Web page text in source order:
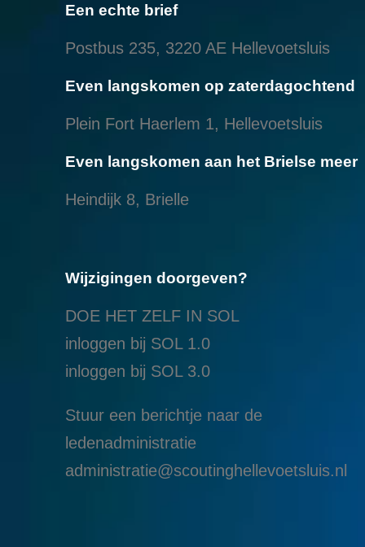
Een echte brief
Postbus 235, 3220 AE Hellevoetsluis
Even langskomen op zaterdagochtend
Plein Fort Haerlem 1, Hellevoetsluis
Even langskomen aan het Brielse meer
Heindijk 8, Brielle
Wijzigingen doorgeven?
DOE HET ZELF IN SOL
inloggen bij SOL 1.0
inloggen bij SOL 3.0
Stuur een berichtje naar de
ledenadministratie
administratie@scoutinghellevoetsluis.nl